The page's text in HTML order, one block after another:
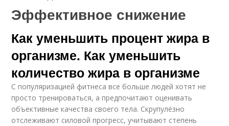
Эффективное снижение
Как уменьшить процент жира в
организме. Как уменьшить
количество жира в организме
С популяризацией фитнеса все больше людей хотят не
просто тренироваться, а предпочитают оценивать
объективные качества своего тела. Скрупулёзно
отслеживают силовой прогресс, учитывают степень